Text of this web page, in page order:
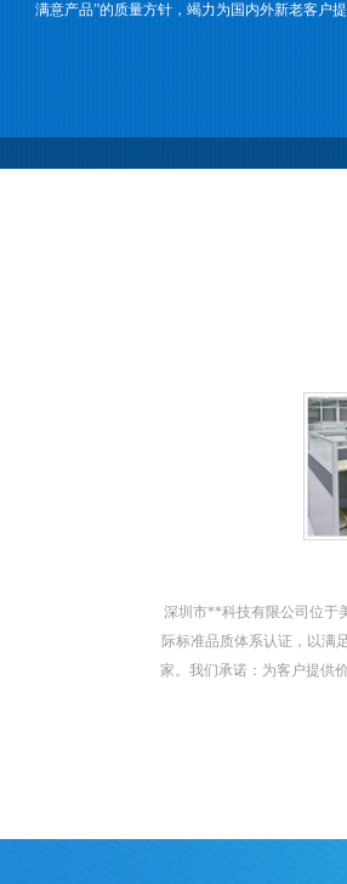
满意产品”的质量方针，竭力为国内外新老客户
深圳市**科技有限公司位于
际标准品质体系认证，以满
家。我们承诺：为客户提供